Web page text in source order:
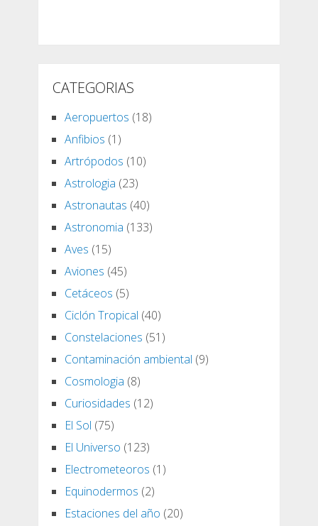
CATEGORIAS
Aeropuertos (18)
Anfibios (1)
Artrópodos (10)
Astrologia (23)
Astronautas (40)
Astronomia (133)
Aves (15)
Aviones (45)
Cetáceos (5)
Ciclón Tropical (40)
Constelaciones (51)
Contaminación ambiental (9)
Cosmologia (8)
Curiosidades (12)
El Sol (75)
El Universo (123)
Electrometeoros (1)
Equinodermos (2)
Estaciones del año (20)